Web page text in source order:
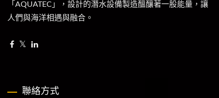
「AQUATEC」，設計的潛水設備製造醞釀著一股能量，讓
人們與海洋相遇與融合。
聯絡方式